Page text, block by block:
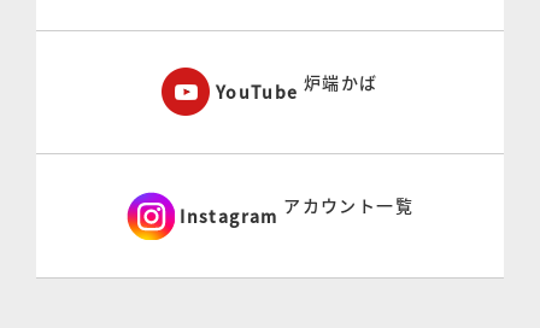
YouTube 炉端かば
Instagram アカウント一覧